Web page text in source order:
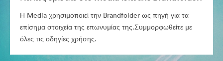
Η Media χρησιμοποιεί την Brandfolder ως πηγή για τα
επίσημα στοιχεία της επωνυμίας της.Συμμορφωθείτε με
όλες τις οδηγίες χρήσης.